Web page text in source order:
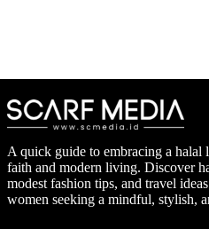
A quick guide to embracing a halal
faith and modern living. Discover
modest fashion tips, and travel
women seeking a mindful, stylish,